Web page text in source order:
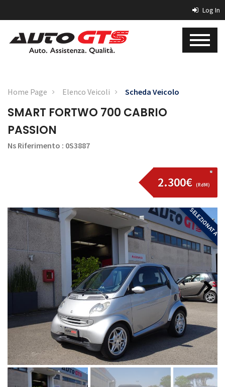
Log In
Home Page Elenco Veicoli Scheda Veicolo
SMART FORTWO 700 CABRIO
PASSION
Ns Riferimento : 0S3887
2.300€ (RdM)
SELEZIONATA
Next